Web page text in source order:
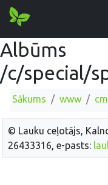
Albūms
/c/special/
Sākums www
© Lauku ceļotājs,
26433316, e-pasts: